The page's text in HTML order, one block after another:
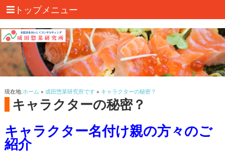
トップメニュー
現在地:ホーム » 成田惣菜研究所です» キャラクターの秘密？
キャラクターの秘密？
キャラクター名付け親の方々のご
紹介